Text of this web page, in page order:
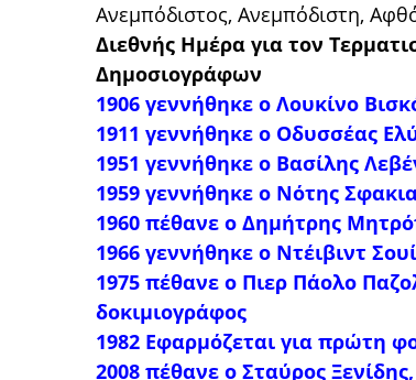
Ανεμπόδιστος, Ανεμπόδιστη,
Διεθνής Ημέρα για τον
Δημοσιογράφων
1906 γεννήθηκε ο Λουκίνο
1911 γεννήθηκε ο Οδυσσέας
1951 γεννήθηκε ο Βασίλης
1959 γεννήθηκε ο Νότης
1960 πέθανε ο Δημήτρης
1966 γεννήθηκε ο Ντέιβιντ
1975 πέθανε ο Πιερ Πάολο
δοκιμιογράφος
1982 Εφαρμόζεται για πρώτη
2008 πέθανε ο Σταύρος